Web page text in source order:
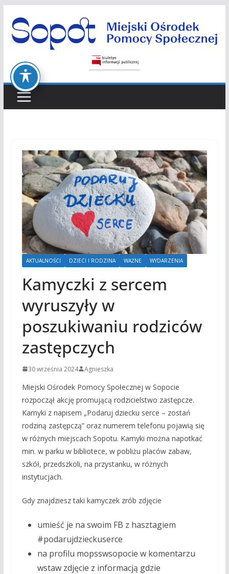
do
treści
AKTUALNOŚCI DZIECI I RODZINA WAŻNE WYDARZENIA
Kamyczki z sercem
wyruszyły w
poszukiwaniu rodziców
zastępczych
30 września 2024 Agnieszka
Miejski Ośrodek Pomocy Społecznej w Sopocie
rozpoczął akcję promującą rodzicielstwo zastępcze.
Kamyki z napisem „Podaruj dziecku serce – zostań
rodziną zastępczą” oraz numerem telefonu pojawią się
w różnych miejscach Sopotu. Kamyki można napotkać
min. w parku w bibliotece, w pobliżu placów zabaw,
szkół, przedszkoli, na przystanku, w różnych
instytucjach.
Gdy znajdziesz taki kamyczek zrób zdjęcie
umieść je na swoim FB z hasztagiem
#podarujdzieckuserce
na profilu mopsswsopocie w komentarzu
wstaw zdjęcie z informacją gdzie